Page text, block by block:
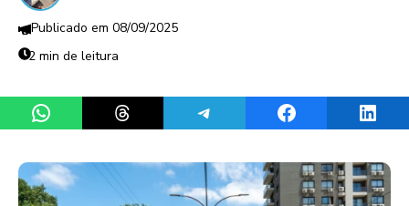
08/09/2025
2 min de leitura
Share on WhatsAppShare on ThreadsShare on TelegramShare on Facebook